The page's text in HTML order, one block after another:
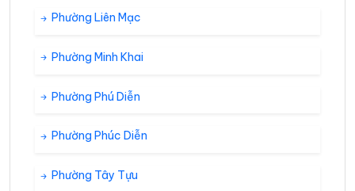
Phường Liên Mạc
Phường Minh Khai
Phường Phú Diễn
Phường Phúc Diễn
Phường Tây Tựu